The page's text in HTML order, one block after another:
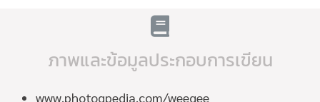
ภาพและข้อมูลประกอบการเขียน
www.photogpedia.com/weegee